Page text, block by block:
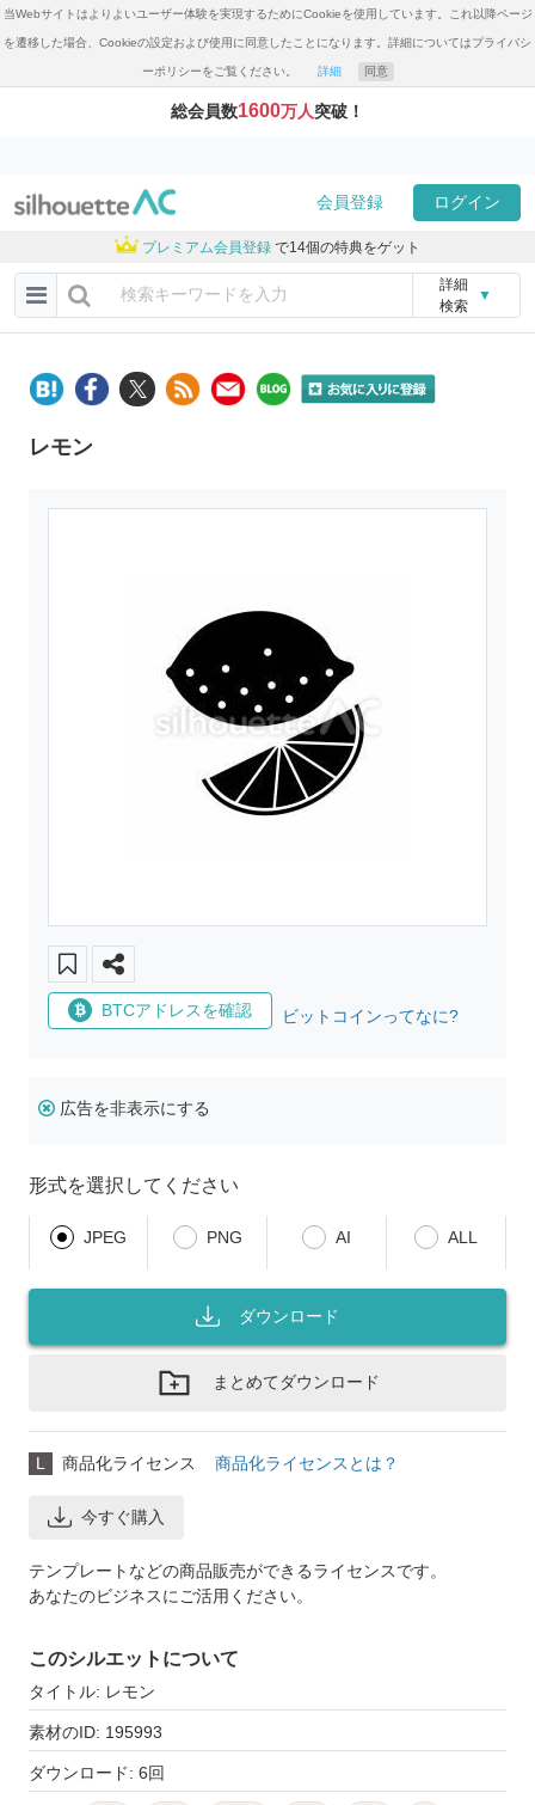
当Webサイトはよりよいユーザー体験を実現するためにCookieを使用しています。これ以降ページ
を遷移した場合、Cookieの設定および使用に同意したことになります。詳細についてはプライバシ
ーポリシーをご覧ください。 詳細 同意
総会員数1600万人突破！
会員登録 ログイン
プレミアム会員登録 で14個の特典をゲット
詳細
検索
▼
レモン
BTCアドレスを確認 ビットコインってなに?
広告を非表示にする
形式を選択してください
JPEG PNG AI ALL
ダウンロード
まとめてダウンロード
L 商品化ライセンス 商品化ライセンスとは？
今すぐ購入
テンプレートなどの商品販売ができるライセンスです。
あなたのビジネスにご活用ください。
このシルエットについて
タイトル: レモン
素材のID: 195993
ダウンロード: 6回